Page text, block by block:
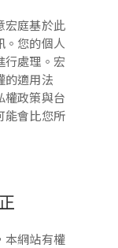
宏庭基於此
。您的個人
行處理。宏
的適用法
權政策與台
能會比您所
本網站有權